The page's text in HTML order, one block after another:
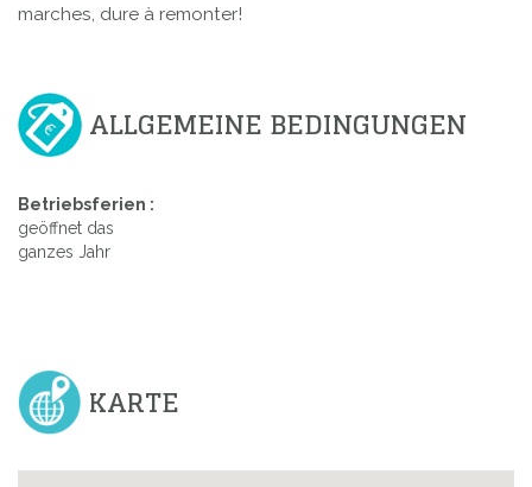
marches, dure à remonter!
ALLGEMEINE BEDINGUNGEN
Betriebsferien :
geöffnet das
ganzes Jahr
KARTE